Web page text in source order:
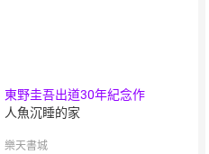
東野圭吾出道30年紀念作
人魚沉睡的家
樂天書城